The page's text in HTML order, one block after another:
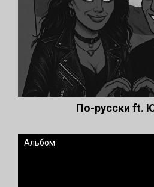
По-русски ft.
Альбом